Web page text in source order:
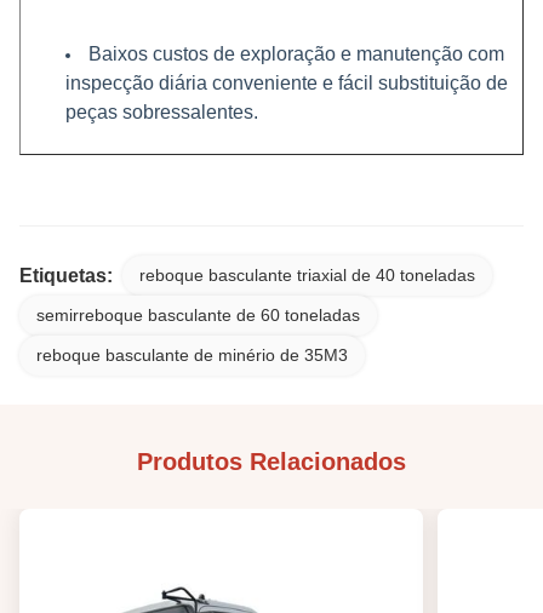
Baixos custos de exploração e manutenção com
inspecção diária conveniente e fácil substituição de
peças sobressalentes.
Etiquetas: reboque basculante triaxial de 40 toneladas
semirreboque basculante de 60 toneladas
reboque basculante de minério de 35M3
Produtos Relacionados